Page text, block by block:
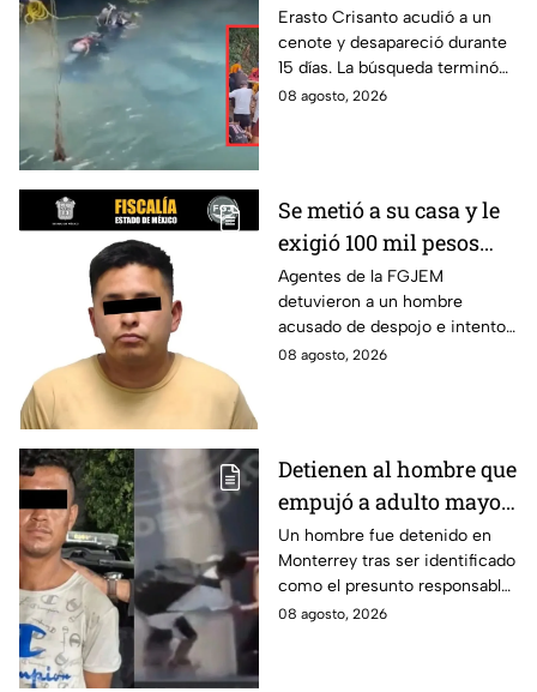
días; así encontraron al
pescador Erasto
Crisanto
Erasto Crisanto acudió a un
cenote y desapareció durante
15 días. La búsqueda terminó
cuando el pescador fue
08 agosto, 2026
Se metió a su casa y le
exigió 100 mil pesos
para devolvérsela; cae
otro por despojo en
Edomex
Agentes de la FGJEM
detuvieron a un hombre
acusado de despojo e intento
de extorsión en el Edomex.
08 agosto, 2026
Detienen al hombre que
empujó a adulto mayor
contra tráiler; provocó
su muerte en
Monterrey
Un hombre fue detenido en
Monterrey tras ser identificado
como el presunto responsable
de la muerte de un adulto
08 agosto, 2026